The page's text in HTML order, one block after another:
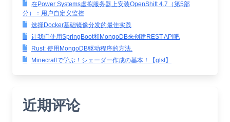
在Power Systems虚拟服务器上安装OpenShift 4.7（第5部
分）：用户自定义监控
选择Docker基础镜像分发的最佳实践
让我们使用SpringBoot和MongoDB来创建REST API吧
Rust: 使用MongoDB驱动程序的方法.
Minecraftで学ぶ！シェーダー作成の基本！【glsl】
近期评论